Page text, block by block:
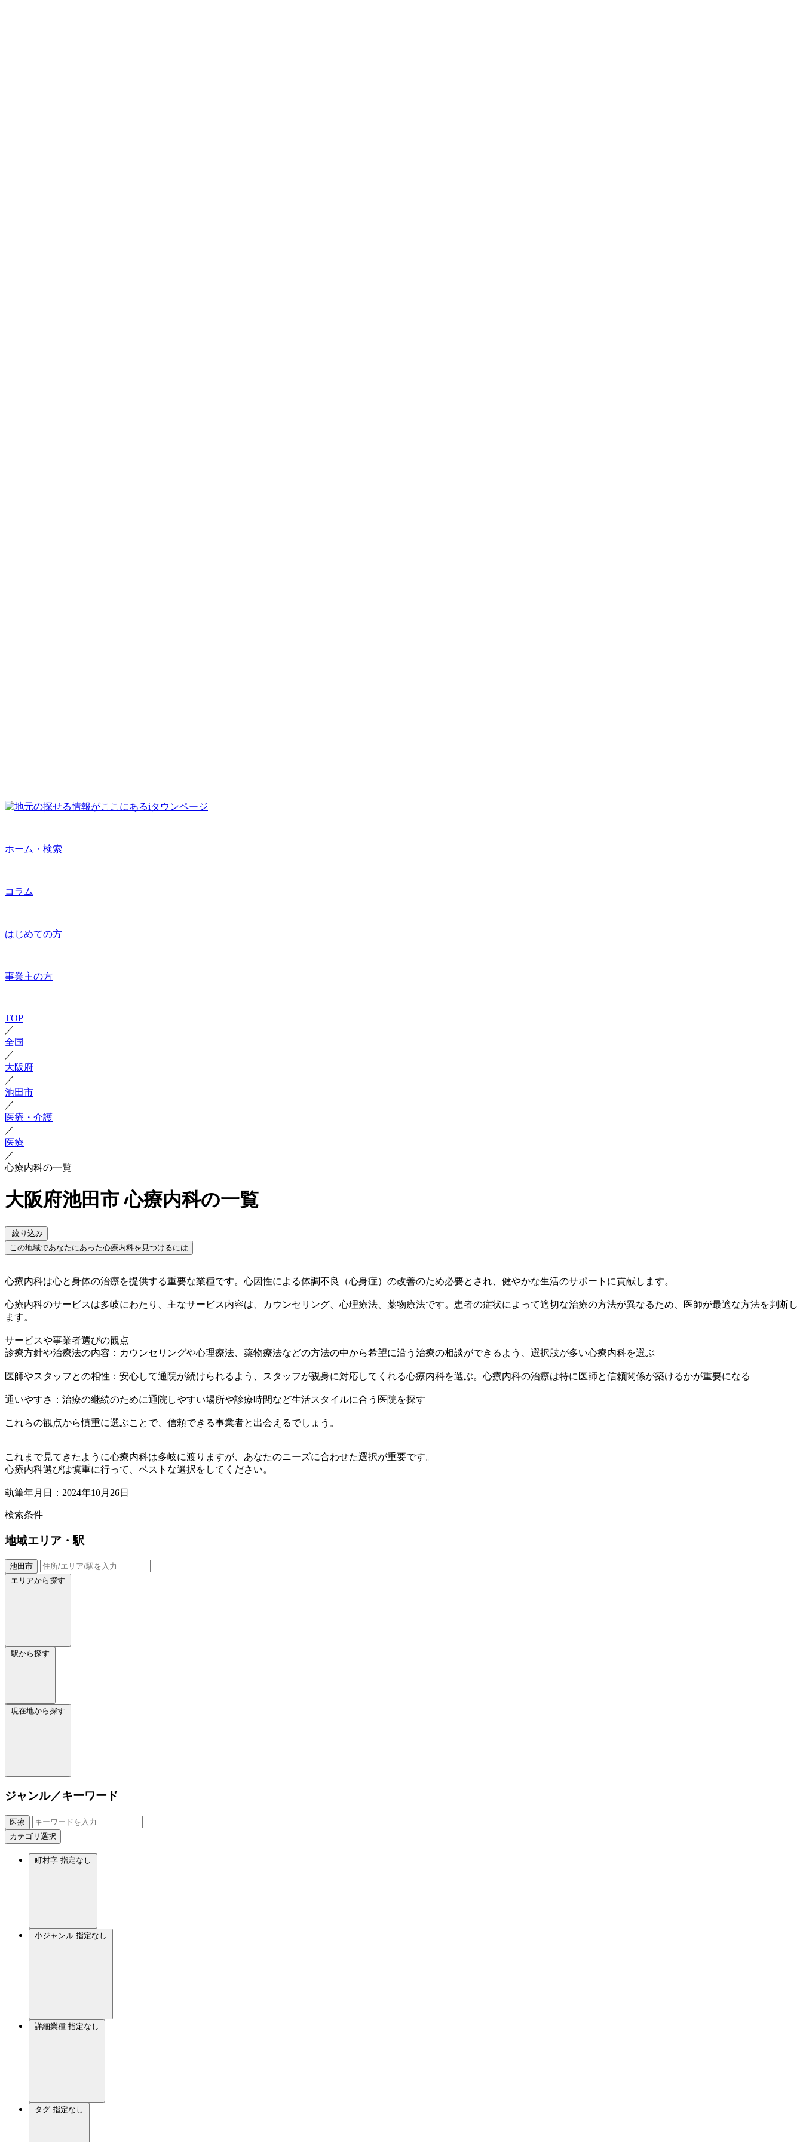
ホーム・検索
コラム
はじめての方
事業主の方
TOP
／
全国
／
大阪府
／
池田市
／
医療・介護
／
医療
／
心療内科の一覧
大阪府池田市 心療内科の一覧
絞り込み
この地域であなたにあった心療内科を見つけるには
心療内科は心と身体の治療を提供する重要な業種です。心因性による体調不良（心身症）の改善のため必要とされ、健やかな生活のサポートに貢献します。
心療内科のサービスは多岐にわたり、主なサービス内容は、カウンセリング、心理療法、薬物療法です。患者の症状によって適切な治療の方法が異なるため、医師が最適な方法を判断し
ます。
サービスや事業者選びの観点
診療方針や治療法の内容：カウンセリングや心理療法、薬物療法などの方法の中から希望に沿う治療の相談ができるよう、選択肢が多い心療内科を選ぶ
医師やスタッフとの相性：安心して通院が続けられるよう、スタッフが親身に対応してくれる心療内科を選ぶ。心療内科の治療は特に医師と信頼関係が築けるかが重要になる
通いやすさ：治療の継続のために通院しやすい場所や診療時間など生活スタイルに合う医院を探す
これらの観点から慎重に選ぶことで、信頼できる事業者と出会えるでしょう。
これまで見てきたように心療内科は多岐に渡りますが、あなたのニーズに合わせた選択が重要です。
心療内科選びは慎重に行って、ベストな選択をしてください。
執筆年月日：2024年10月26日
検索条件
地域エリア・駅
池田市
エリアから探す
駅から探す
現在地から探す
ジャンル／キーワード
医療
カテゴリ選択
町村字 指定なし
小ジャンル 指定なし
詳細業種 指定なし
タグ 指定なし